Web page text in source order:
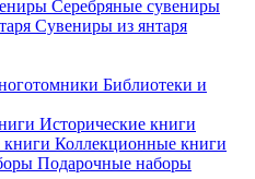
Серебряные сувениры
Сувениры из янтаря
Библиотеки и
Исторические книги
Коллекционные книги
Подарочные наборы